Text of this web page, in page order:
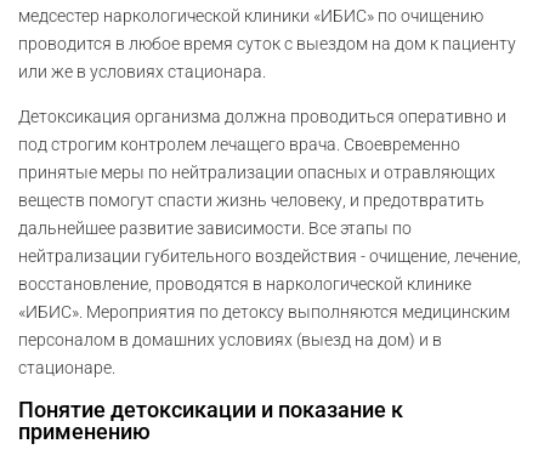
медсестер наркологической клиники «ИБИС» по очищению
проводится в любое время суток с выездом на дом к пациенту
или же в условиях стационара.
Детоксикация организма должна проводиться оперативно и
под строгим контролем лечащего врача. Своевременно
принятые меры по нейтрализации опасных и отравляющих
веществ помогут спасти жизнь человеку, и предотвратить
дальнейшее развитие зависимости. Все этапы по
нейтрализации губительного воздействия - очищение, лечение,
восстановление, проводятся в наркологической клинике
«ИБИС». Мероприятия по детоксу выполняются медицинским
персоналом в домашних условиях (выезд на дом) и в
стационаре.
Понятие детоксикации и показание к
применению